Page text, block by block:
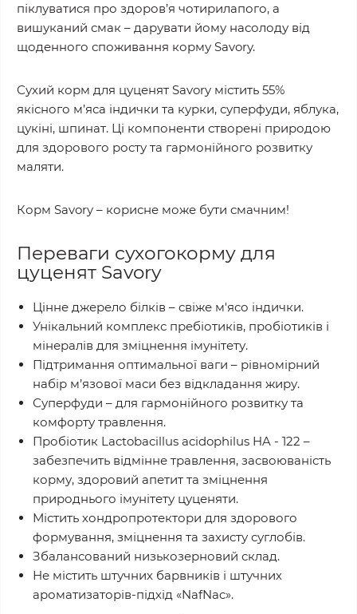
піклуватися про здоров’я чотирилапого, а
вишуканий смак – дарувати йому насолоду від
щоденного споживання корму Savory.
Сухий корм для цуценят Savory містить 55%
якісного м’яса індички та курки, суперфуди, яблука,
цукіні, шпинат. Ці компоненти створені природою
для здорового росту та гармонійного розвитку
маляти.
Корм Savory – корисне може бути смачним!
Переваги сухогокорму для
цуценят Savory
Цінне джерело білків – свіже м'ясо індички.
Унікальний комплекс пребіотиків, пробіотиків і
мінералів для зміцнення імунітету.
Підтримання оптимальної ваги – рівномірний
набір м’язової маси без відкладання жиру.
Суперфуди – для гармонійного розвитку та
комфорту травлення.
Пробіотик Lactobacillus acidophilus HA - 122 –
забезпечить відмінне травлення, засвоюваність
корму, здоровий апетит та зміцнення
природнього імунітету цуценяти.
Містить хондропротектори для здорового
формування, зміцнення та захисту суглобів.
Збалансований низькозерновий склад.
Не містить штучних барвників і штучних
ароматизаторів-підхід «NafNac».